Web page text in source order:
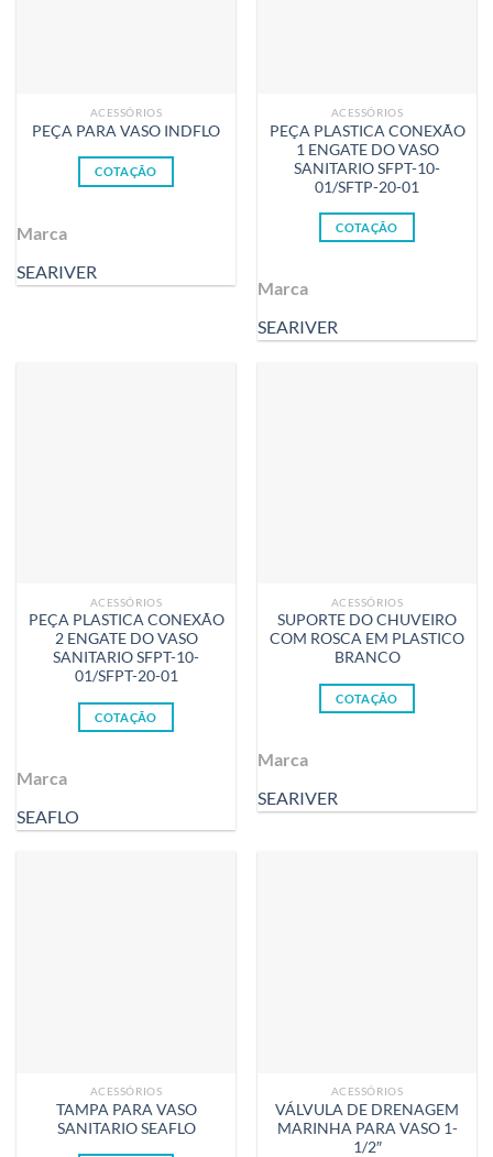
ACESSÓRIOS
PEÇA PARA VASO INDFLO
COTAÇÃO
Marca
SEARIVER
ACESSÓRIOS
PEÇA PLASTICA CONEXÃO
1 ENGATE DO VASO
SANITARIO SFPT-10-
01/SFTP-20-01
COTAÇÃO
Marca
SEARIVER
ACESSÓRIOS
PEÇA PLASTICA CONEXÃO
2 ENGATE DO VASO
SANITARIO SFPT-10-
01/SFPT-20-01
COTAÇÃO
Marca
SEAFLO
ACESSÓRIOS
SUPORTE DO CHUVEIRO
COM ROSCA EM PLASTICO
BRANCO
COTAÇÃO
Marca
SEARIVER
ACESSÓRIOS
TAMPA PARA VASO
SANITARIO SEAFLO
ACESSÓRIOS
VÁLVULA DE DRENAGEM
MARINHA PARA VASO 1-
1/2″